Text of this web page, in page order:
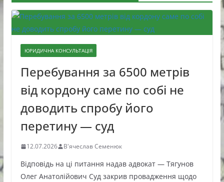
ЮРИДИЧНА КОНСУЛЬТАЦІЯ
Перебування за 6500 метрів
від кордону саме по собі не
доводить спробу його
перетину — суд
12.07.2026 В'ячеслав Семенюк
Відповідь на ці питання надав адвокат — Тягунов
Олег Анатолійович Суд закрив провадження щодо